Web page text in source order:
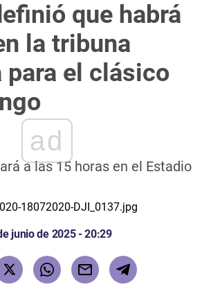
que habrá
la tribuna
para el clásico
ad
a las 15 horas en el Estadio
junio de 2025 - 20:29